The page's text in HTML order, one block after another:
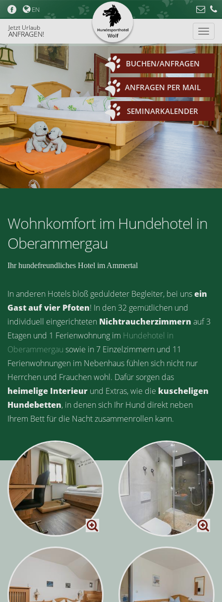
Wohnkomfort im Hundehotel in
Oberammergau
Ihr hundefreundliches Hotel im Ammertal
In anderen Hotels bloß geduldeter Begleiter, bei unsein
Gast auf vier Pfoten! In den 32 gemütlichen und
individuell eingerichteten Nichtraucherzimmern auf 3
Etagen und 1 Ferienwohnung im Hundehotel in
Oberammergau sowie in 7 Einzelzimmern und 11
Ferienwohnungen im Nebenhaus fühlen sich nicht nur
Herrchen und Frauchen wohl. Dafür sorgen das
heimelige Interieur und Extras, wie die kuscheligen
Hundebetten, in denen sich Ihr Hund direkt neben
Ihrem Bett für die Nacht zusammenrollen kann.
EN
Jetzt Urlaub
ANFRAGEN!
BUCHEN/ANFRAGEN
ANFRAGEN PER MAIL
SEMINARKALENDER